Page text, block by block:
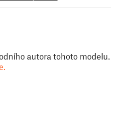
autora tohoto modelu.